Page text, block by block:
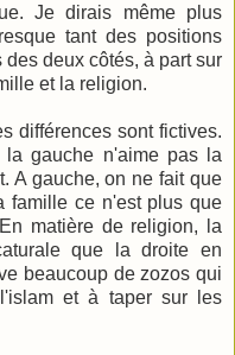
Je dirais même plus
tant des positions
deux côtés, à part sur
et la religion.
différences sont fictives.
gauche n'aime pas la
A gauche, on ne fait que
famille ce n'est plus que
matière de religion, la
que la droite en
beaucoup de zozos qui
et à taper sur les